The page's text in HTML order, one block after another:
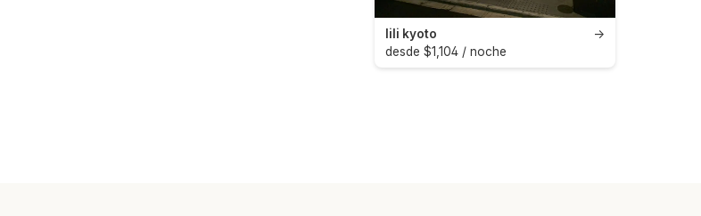
→
lili kyoto
desde $1,104 / noche